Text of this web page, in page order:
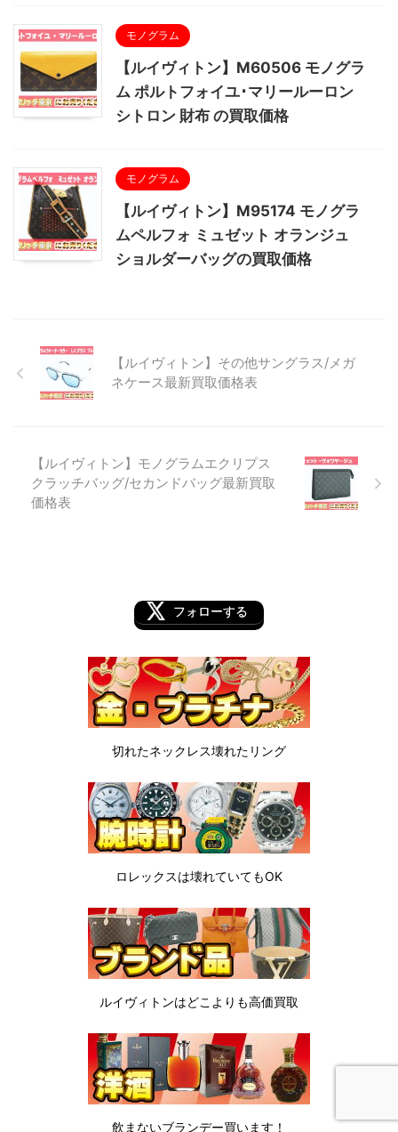
モノグラム
【ルイヴィトン】M60506 モノグラ
ム ポルトフォイユ･マリールーロン
シトロン 財布 の買取価格
モノグラム
【ルイヴィトン】M95174 モノグラ
ムペルフォ ミュゼット オランジュ
ショルダーバッグの買取価格
【ルイヴィトン】その他サングラス/メガ
ネケース最新買取価格表
【ルイヴィトン】モノグラムエクリプス
クラッチバッグ/セカンドバッグ最新買取
価格表
フォローする
切れたネックレス壊れたリング
ロレックスは壊れていてもOK
ルイヴィトンはどこよりも高価買取
飲まないブランデー買います！